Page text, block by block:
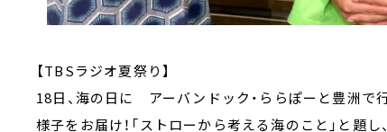
【TBSラジオ夏祭り】
18日、海の日に アーバンドック・ららぽーと豊洲
様子をお届け！「ストローから考える海のこと」と題